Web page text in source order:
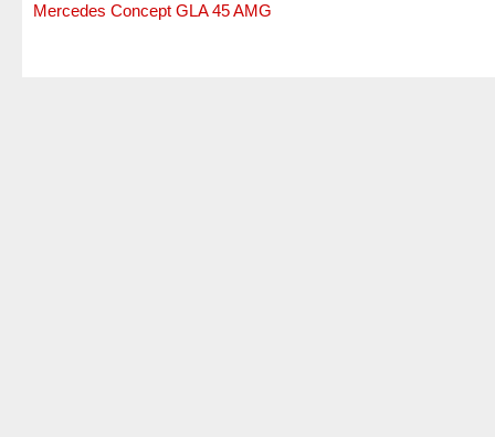
Mercedes Concept GLA 45 AMG